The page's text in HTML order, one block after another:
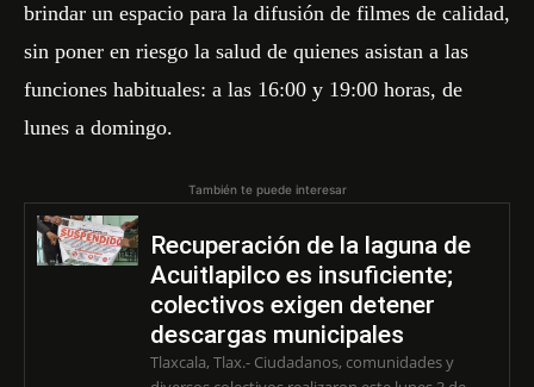
brindar un espacio para la difusión de filmes de calidad,
sin poner en riesgo la salud de quienes asistan a las
funciones habituales: a las 16:00 y 19:00 horas, de
lunes a domingo.
También te puede interesar
Recuperación de la laguna de
Acuitlapilco es insuficiente;
colectivos exigen detener
descargas municipales
Tlaxcala, Tlax.- Ciudadanos, comunidades y